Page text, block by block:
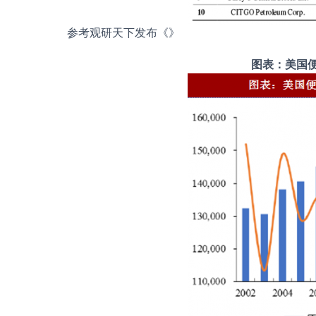
参考观研天下发布《》
图表：美国